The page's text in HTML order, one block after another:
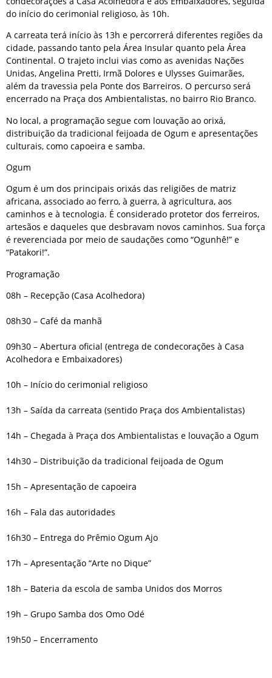
do início do cerimonial religioso, às 10h.
A carreata terá início às 13h e percorrerá diferentes regiões da
cidade, passando tanto pela Área Insular quanto pela Área
Continental. O trajeto inclui vias como as avenidas Nações
Unidas, Angelina Pretti, Irmã Dolores e Ulysses Guimarães,
além da travessia pela Ponte dos Barreiros. O percurso será
encerrado na Praça dos Ambientalistas, no bairro Rio Branco.
No local, a programação segue com louvação ao orixá,
distribuição da tradicional feijoada de Ogum e apresentações
culturais, como capoeira e samba.
Ogum
Ogum é um dos principais orixás das religiões de matriz
africana, associado ao ferro, à guerra, à agricultura, aos
caminhos e à tecnologia. É considerado protetor dos ferreiros,
artesãos e daqueles que desbravam novos caminhos. Sua força
é reverenciada por meio de saudações como “Ogunhê!” e
“Patakori!”.
Programação
08h – Recepção (Casa Acolhedora)
08h30 – Café da manhã
09h30 – Abertura oficial (entrega de condecorações à Casa
Acolhedora e Embaixadores)
10h – Início do cerimonial religioso
13h – Saída da carreata (sentido Praça dos Ambientalistas)
14h – Chegada à Praça dos Ambientalistas e louvação a Ogum
14h30 – Distribuição da tradicional feijoada de Ogum
15h – Apresentação de capoeira
16h – Fala das autoridades
16h30 – Entrega do Prêmio Ogum Ajo
17h – Apresentação “Arte no Dique”
18h – Bateria da escola de samba Unidos dos Morros
19h – Grupo Samba dos Omo Odé
19h50 – Encerramento